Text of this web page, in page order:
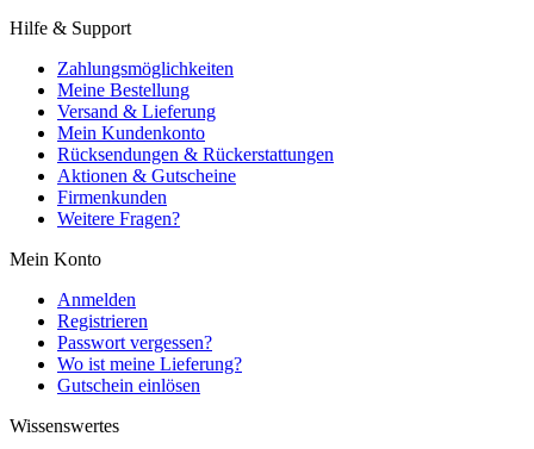
Hilfe & Support
Zahlungsmöglichkeiten
Meine Bestellung
Versand & Lieferung
Mein Kundenkonto
Rücksendungen & Rückerstattungen
Aktionen & Gutscheine
Firmenkunden
Weitere Fragen?
Mein Konto
Anmelden
Registrieren
Passwort vergessen?
Wo ist meine Lieferung?
Gutschein einlösen
Wissenswertes